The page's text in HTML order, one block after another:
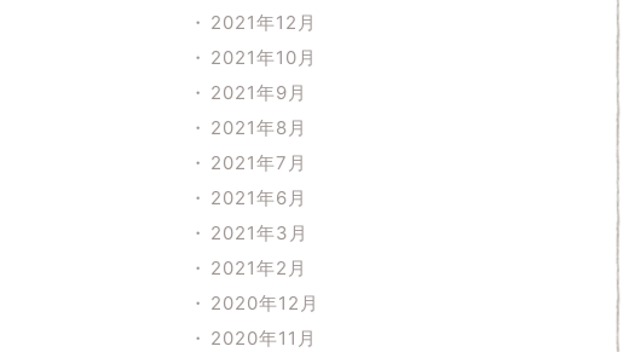
2021年12月
2021年10月
2021年9月
2021年8月
2021年7月
2021年6月
2021年3月
2021年2月
2020年12月
2020年11月